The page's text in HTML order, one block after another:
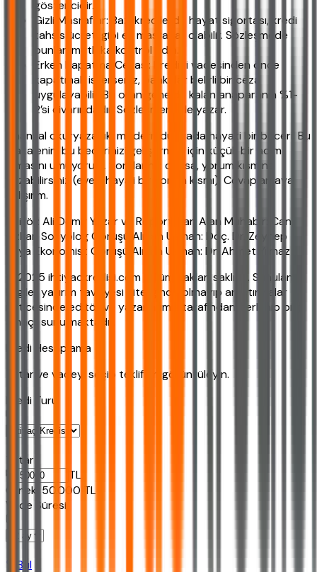
göstericidir.
Gizli Masraflar: Bazı kredilerde hayat sigortası, kredi
tahsis ücreti gibi ek masraflar olabilir. Sözleşmede
bunları mutlaka kontrol edin.
Erken Kapatma Cezası: Krediyi vadesinden önce
kapatmak isterseniz, bankalar belirli bir ceza
uygulayabilir. Bu oran genelde kalan anaparanın %1-
2’si civarındadır. Sözleşmenizde yazar.
Finansal okuryazarlık, modern dünyada hayati bir beceri. Bu
makalenin, bu becerinizi geliştirmek için küçük bir adım
olmasını umuyorum. Sorularınız olursa, yorum kısmına
yazabilirsiniz (evet, hayali bir yorum kısmı). Cevaplamaya
çalışırım.
Editör: Ali Demir Yazar ve Röportajları Alan Muhabir: Can
Özkan Sosyolog Görüşü Alınan Uzman: Doç. Dr. Zeynep
Kaya Ekonomist Görüşü Alınan Uzman: Dr. Ahmet Yılmaz
© 2025 ihtiyackredisi.com - Tüm hakları saklıdır. Sunulan
bilgiler yatırım tavsiyesi niteliğinde olmayıp araştırmalar
neticesinde editör ve yazarlarımız tarafından derlenip bilgi
amaçlı sunulmaktadır.
Kredi Hesaplama
Tutar ve vadeyi seçip teklifleri görüntüleyin.
Kredi Turu
Tutar
TL
Ornek: 50.000 TL
Vade Süresi
Bul